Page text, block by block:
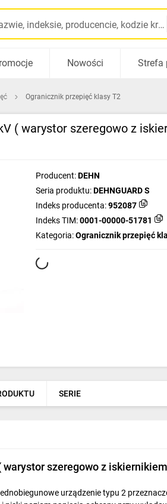
Szukaj po nazwie, indeksie, producencie, kodzie kreskowym...
Nowości Strefa
Ogranicznik przepięć klasy T2
( warystor szeregowo z
Producent:DEHN
Seria produktu:DEHNGUARD S
Indeks producenta:952087
Indeks TIM:0001-00000-51781
Kategoria:Ogranicznik przepięć
SERIE
szeregowo z
urządzenie typu 2